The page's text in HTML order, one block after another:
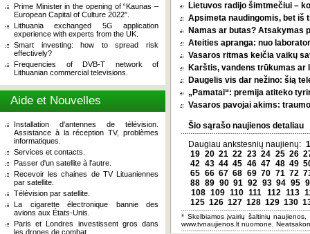
Prime Minister in the opening of “Kaunas –
European Capital of Culture 2022”.
Lithuania exchanged 5G application
experience with experts from the UK.
Smart investing: how to spread risk
effectively?
Frequencies of DVB-T network of
Lithuanian commercial televisions.
Aide et Nouvelles
Installation d'antennes de télévision.
Assistance à la réception TV, problèmes
informatiques.
Services et contacts.
Passer d'un satellite à l'autre.
Recevoir les chaines de TV Lituaniennes
par satellite.
Télévision par satellite.
La cigarette électronique bannie des
avions aux États-Unis.
Paris et Londres investissent gros dans
les drones de combat .
Lietuvos radijo šimtmečiui –
Apsimeta naudingomis, bet iš
Namas ar butas? Atsakymas
Ateities apranga: nuo
Vasaros ritmas keičia vaikų
Karštis, vandens trūkumas ar
Daugelis vis dar nežino: šią
„Pamatai“: premija atiteko
Vasaros pavojai akims:
Šio sąrašo naujienos detaliau
Daugiau ankstesnių naujienų: 1
19 20 21 22 23 24 25 26
42 43 44 45 46 47 48 49
65 66 67 68 69 70 71 72
88 89 90 91 92 93 94 95
108 109 110 111 112 113
125 126 127 128 129 130
* Skelbiamos įvairių šaltinių
www.tvnaujienos.lt nuomone.